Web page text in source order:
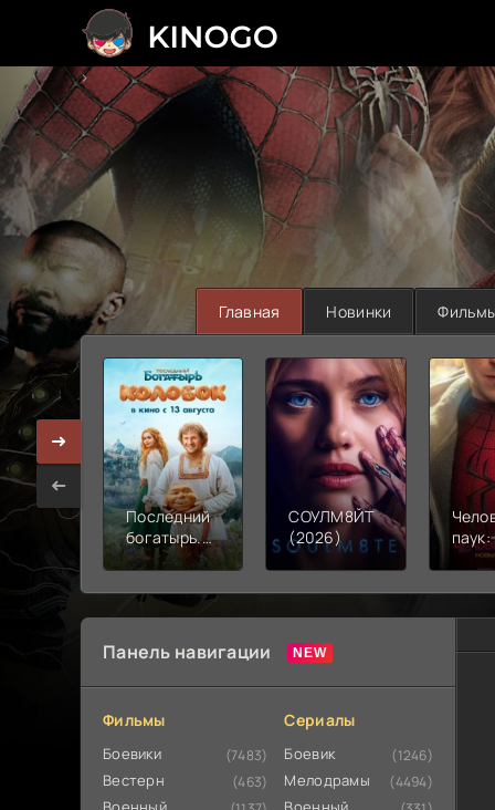
>
Главная Новинки
Последний
богатырь.
Колобок
СОУЛМ8ЙТ
(2026)
Панель навигации
Фильмы
Боевики (7483)
Вестерн (463)
Сериалы
Боевик (1246)
Мелодрамы (4494)